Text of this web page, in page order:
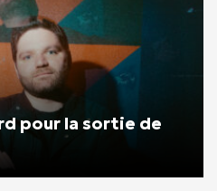
pour la sortie de